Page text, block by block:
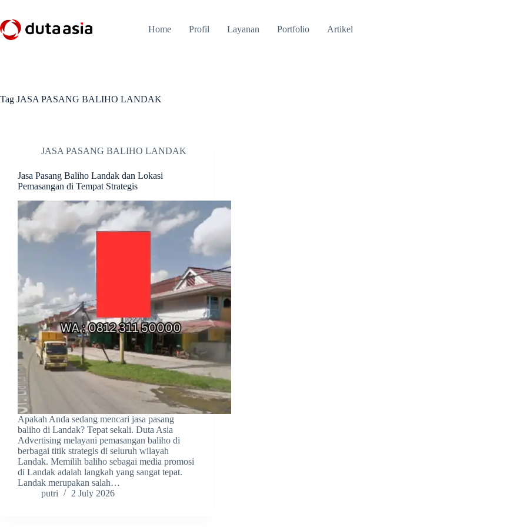
content
Home Profil Layanan Portfolio Artikel
Tag JASA PASANG BALIHO LANDAK
JASA PASANG BALIHO LANDAK
Jasa Pasang Baliho Landak dan Lokasi
Pemasangan di Tempat Strategis
Apakah Anda sedang mencari jasa pasang
baliho di Landak? Tepat sekali. Duta Asia
Advertising melayani pemasangan baliho di
berbagai titik strategis di seluruh wilayah
Landak. Memilih baliho sebagai media promosi
di Landak adalah langkah yang sangat tepat.
Landak merupakan salah…
putri
2 July 2026